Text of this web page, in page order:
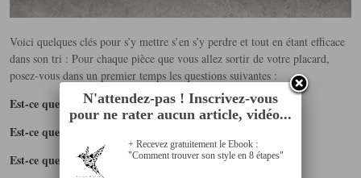
Voici quelques clés pour s’y mettre s’en s’y perdre et tout en étant efficace
dans son tri : Pour chaque pièce que vous allez sortir de votre placard,
posez-vous dans un premier temps les questions suivantes :
Est-ce que ça me plait toujours?
Est-ce que je l’ai porté pendant les 12 derniers mois?
Est-ce que ça rentre
dansmon style actuel?
N'attendez-pas ! Inscrivez-vous
pour ne rater aucun article, vidéo...
+ Recevez gratuitement le Ebook :
"Comment trouver son style en 8 étapes"